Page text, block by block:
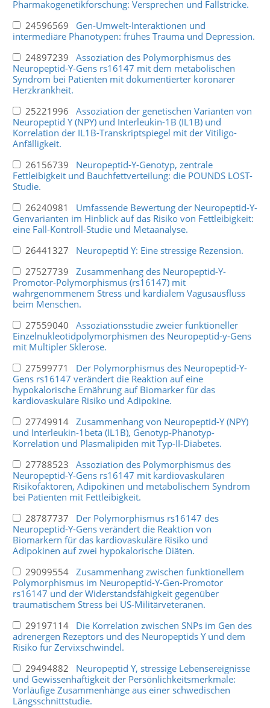
Pharmakogenetikforschung: Versprechen und Fallstricke.
24596569 Gen-Umwelt-Interaktionen und
intermediäre Phänotypen: frühes Trauma und Depression.
24897239 Assoziation des Polymorphismus des
Neuropeptid-Y-Gens rs16147 mit dem metabolischen
Syndrom bei Patienten mit dokumentierter koronarer
Herzkrankheit.
25221996 Assoziation der genetischen Varianten von
Neuropeptid Y (NPY) und Interleukin-1B (IL1B) und
Korrelation der IL1B-Transkriptspiegel mit der Vitiligo-
Anfälligkeit.
26156739 Neuropeptid-Y-Genotyp, zentrale
Fettleibigkeit und Bauchfettverteilung: die POUNDS LOST-
Studie.
26240981 Umfassende Bewertung der Neuropeptid-Y-
Genvarianten im Hinblick auf das Risiko von Fettleibigkeit:
eine Fall-Kontroll-Studie und Metaanalyse.
26441327 Neuropeptid Y: Eine stressige Rezension.
27527739 Zusammenhang des Neuropeptid-Y-
Promotor-Polymorphismus (rs16147) mit
wahrgenommenem Stress und kardialem Vagusausfluss
beim Menschen.
27559040 Assoziationsstudie zweier funktioneller
Einzelnukleotidpolymorphismen des Neuropeptid-y-Gens
mit Multipler Sklerose.
27599771 Der Polymorphismus des Neuropeptid-Y-
Gens rs16147 verändert die Reaktion auf eine
hypokalorische Ernährung auf Biomarker für das
kardiovaskuläre Risiko und Adipokine.
27749914 Zusammenhang von Neuropeptid-Y (NPY)
und Interleukin-1beta (IL1B), Genotyp-Phänotyp-
Korrelation und Plasmalipiden mit Typ-II-Diabetes.
27788523 Assoziation des Polymorphismus des
Neuropeptid-Y-Gens rs16147 mit kardiovaskulären
Risikofaktoren, Adipokinen und metabolischem Syndrom
bei Patienten mit Fettleibigkeit.
28787737 Der Polymorphismus rs16147 des
Neuropeptid-Y-Gens verändert die Reaktion von
Biomarkern für das kardiovaskuläre Risiko und
Adipokinen auf zwei hypokalorische Diäten.
29099554 Zusammenhang zwischen funktionellem
Polymorphismus im Neuropeptid-Y-Gen-Promotor
rs16147 und der Widerstandsfähigkeit gegenüber
traumatischem Stress bei US-Militärveteranen.
29197114 Die Korrelation zwischen SNPs im Gen des
adrenergen Rezeptors und des Neuropeptids Y und dem
Risiko für Zervixschwindel.
29494882 Neuropeptid Y, stressige Lebensereignisse
und Gewissenhaftigkeit der Persönlichkeitsmerkmale:
Vorläufige Zusammenhänge aus einer schwedischen
Längsschnittstudie.